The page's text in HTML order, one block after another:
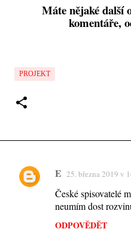
Máte nějaké další
komentáře,
PROJEKT
K
E 25. března 2019 v
České spisovatelé
neumím dost
ODPOVĚDĚT